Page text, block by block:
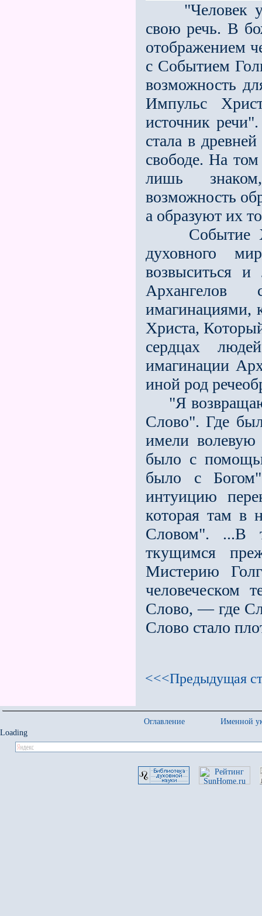
"Человек
свою речь. В
отображением
с Событием
возможность
Импульс
источник
стала в
свободе. На
лишь
возможность
а образуют их
Событие
духовного
возвыситься
Архангелов
имагинациями,
Христа,
сердцах
имагинации
иной род
"Я
Слово". Где
имели
было с
было с
интуицию
которая там в
Словом". ...В
ткущимся
Мистерию
человеческом
Слово, — где
Слово стало
<<<Предыдущая
Оглавление
Именной
Loading